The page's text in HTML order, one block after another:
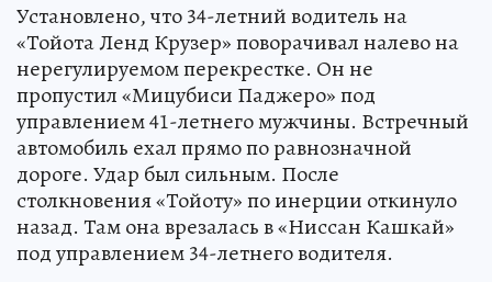
Установлено, что 34-летний водитель на
«Тойота Ленд Крузер» поворачивал налево на
нерегулируемом перекрестке. Он не
пропустил «Мицубиси Паджеро» под
управлением 41-летнего мужчины. Встречный
автомобиль ехал прямо по равнозначной
дороге. Удар был сильным. После
столкновения «Тойоту» по инерции откинуло
назад. Там она врезалась в «Ниссан Кашкай»
под управлением 34-летнего водителя.